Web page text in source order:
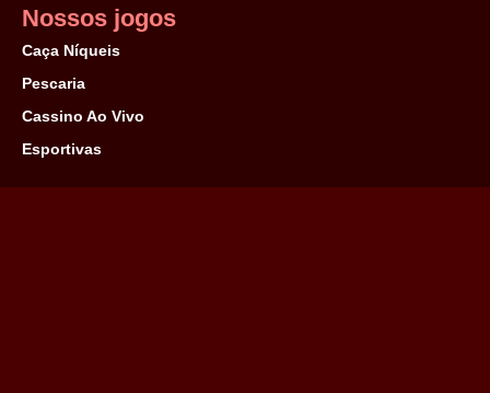
Nossos jogos
Caça Níqueis
Pescaria
Cassino Ao Vivo
Esportivas